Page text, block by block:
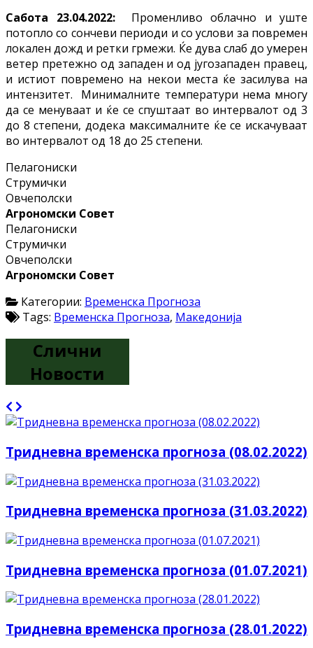
Сабота 23.04.2022: Променливо облачно и уште
потопло со сончеви периоди и со услови за повремен
локален дожд и ретки грмежи. Ќе дува слаб до умерен
ветер претежно од западен и од југозападен правец,
и истиот повремено на некои места ќе засилува на
интензитет. Минималните температури нема многу
да се менуваат и ќе се спуштаат во интервалот од 3
до 8 степени, додека максималните ќе се искачуваат
во интервалот од 18 до 25 степени.
Пелагониски
Струмички
Овчеполски
Агрономски Совет
Пелагониски
Струмички
Овчеполски
Агрономски Совет
Категории: Временска Прогноза
Tags: Временска Прогноза, Македонија
Слични
Новости
Тридневна временска прогноза (08.02.2022)
Тридневна временска прогноза (31.03.2022)
Тридневна временска прогноза (01.07.2021)
Тридневна временска прогноза (28.01.2022)